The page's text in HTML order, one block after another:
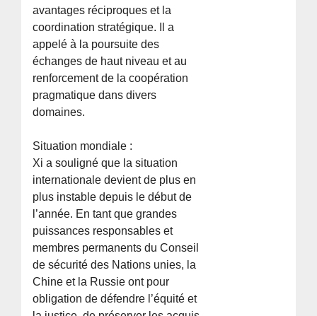
avantages réciproques et la
coordination stratégique. Il a
appelé à la poursuite des
échanges de haut niveau et au
renforcement de la coopération
pragmatique dans divers
domaines.
Situation mondiale :
Xi a souligné que la situation
internationale devient de plus en
plus instable depuis le début de
l’année. En tant que grandes
puissances responsables et
membres permanents du Conseil
de sécurité des Nations unies, la
Chine et la Russie ont pour
obligation de défendre l’équité et